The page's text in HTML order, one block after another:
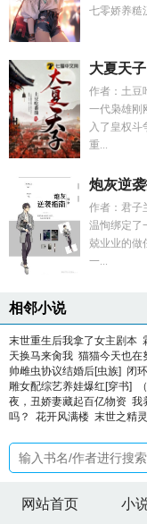
七零娇养糙
大夏天子
作者：土豆
一代枭雄刚
入了皇权斗
重...
炮灰逆
作者：君子
温恂绑定了
兢业业的做
一...
相邻小说
末世重生后我拿了女主剧本
天换马来肏我 猫猫今天也在
帅雌虫协议结婚后[虫族] 闭环
雕女配综艺养娃爆红[穿书]
夜，丑娇妻藏起百亿物资 我
吗？
花开风满楼 末世之精
网站首页 小